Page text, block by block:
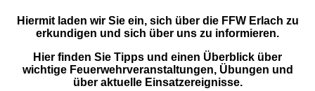
Hiermit laden wir Sie ein, sich über die FFW Erlach zu
erkundigen und sich über uns zu informieren.
Hier finden Sie Tipps und einen Überblick über
wichtige Feuerwehrveranstaltungen, Übungen und
über aktuelle Einsatzereignisse.